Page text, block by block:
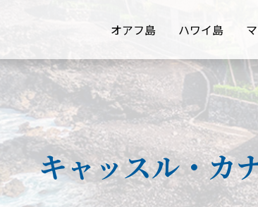
オアフ島 ハワイ島
キャッスル・カ